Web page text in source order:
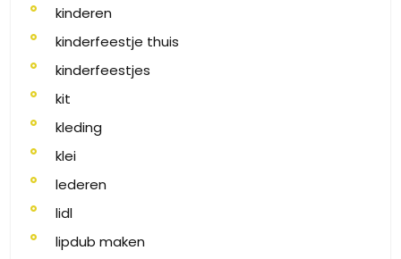
kinderen
kinderfeestje thuis
kinderfeestjes
kit
kleding
klei
lederen
lidl
lipdub maken